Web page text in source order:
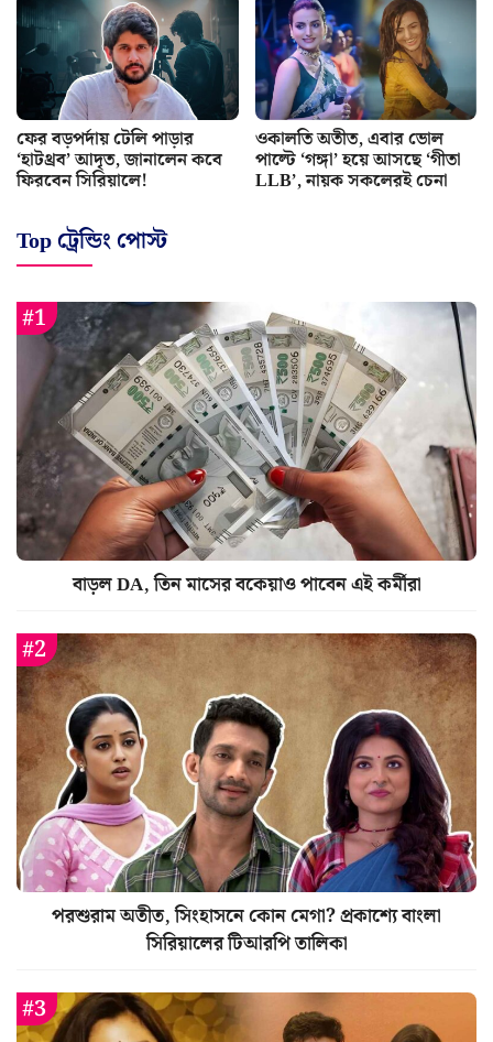
ফের বড়পর্দায় টেলি পাড়ার
‘হাটথ্রব’ আদৃত, জানালেন কবে
ফিরবেন সিরিয়ালে!
ওকালতি অতীত, এবার ভোল
পাল্টে ‘গঙ্গা’ হয়ে আসছে ‘গীতা
LLB’, নায়ক সকলেরই চেনা
Top ট্রেন্ডিং পোস্ট
বাড়ল DA, তিন মাসের বকেয়াও পাবেন এই কর্মীরা
পরশুরাম অতীত, সিংহাসনে কোন মেগা? প্রকাশ্যে বাংলা
সিরিয়ালের টিআরপি তালিকা